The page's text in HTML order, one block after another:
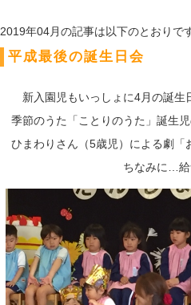
2019年04月の記事は以下のとおりです
平成最後の誕生日会
新入園児もいっしょに4月の誕生
季節のうた「ことりのうた」誕生
ひまわりさん（5歳児）による劇
ちなみに…給食は「たけ